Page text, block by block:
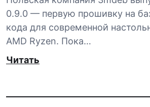
0.9.0 — первую прошивку на
кода для современной
AMD Ryzen. Пока…
Читать